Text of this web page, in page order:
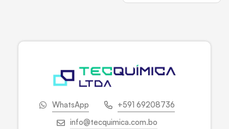
WhatsApp
+591 69208736
info@tecquimica.com.bo